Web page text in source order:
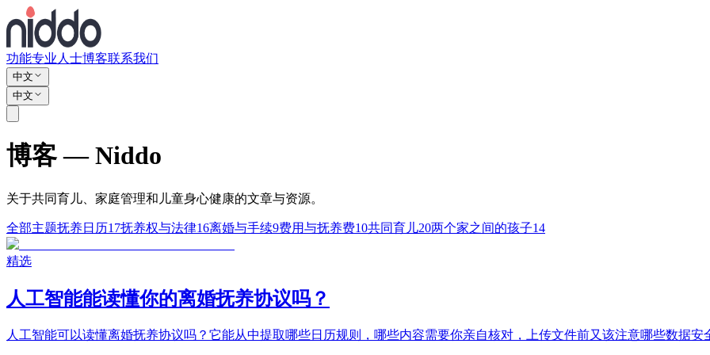
功能专业人士博客联系我们
中文
中文
博客 — Niddo
关于共同育儿、家庭管理和儿童身心健康的文章与资源。
全部主题抚养日历17抚养权与法律16离婚与手续9费用与抚养费10共同育儿20两个家之间的孩子14
精选
人工智能能读懂你的离婚抚养协议吗？
人工智能可以读懂离婚抚养协议吗？它能从中提取哪些日历规则，哪些内容需要你亲自核对，上传文件前又该注意哪些数据安